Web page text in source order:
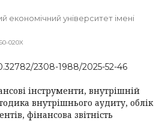
економічний університет імені
020X
2308-1988/2025-52-46
інструменти, внутрішній
внутрішнього аудиту, облік
фінансова звітність